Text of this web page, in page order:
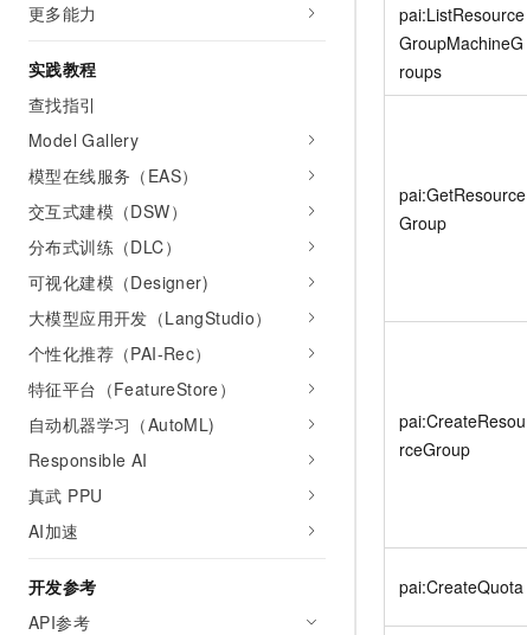
更多能力
实践教程
查找指引
Model Gallery
模型在线服务（EAS）
交互式建模（DSW）
分布式训练（DLC）
可视化建模（Designer)
大模型应用开发（LangStudio）
个性化推荐（PAI-Rec）
特征平台（FeatureStore）
自动机器学习（AutoML)
Responsible AI
真武 PPU
AI加速
开发参考
API参考
pai:ListResource
GroupMachineG
roups
pai:GetResource
Group
pai:CreateResou
rceGroup
pai:CreateQuota